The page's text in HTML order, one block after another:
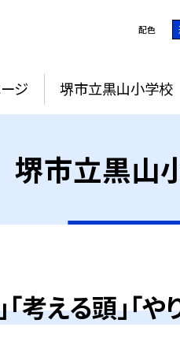
配色
ジ 堺市立黒山小学校
堺市立黒山
考える頭」「